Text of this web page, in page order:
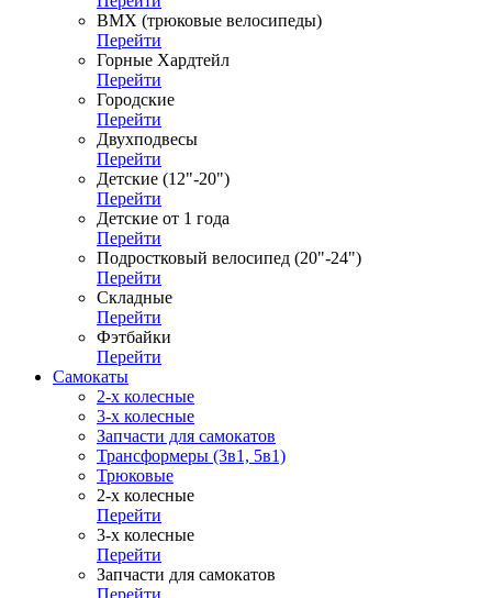
ВМХ (трюковые велосипеды)
Перейти
Горные Хардтейл
Перейти
Городские
Перейти
Двухподвесы
Перейти
Детские (12"-20")
Перейти
Детские от 1 года
Перейти
Подростковый велосипед (20"-24")
Перейти
Складные
Перейти
Фэтбайки
Перейти
Самокаты
2-х колесные
3-х колесные
Запчасти для самокатов
Трансформеры (3в1, 5в1)
Трюковые
2-х колесные
Перейти
3-х колесные
Перейти
Запчасти для самокатов
Перейти